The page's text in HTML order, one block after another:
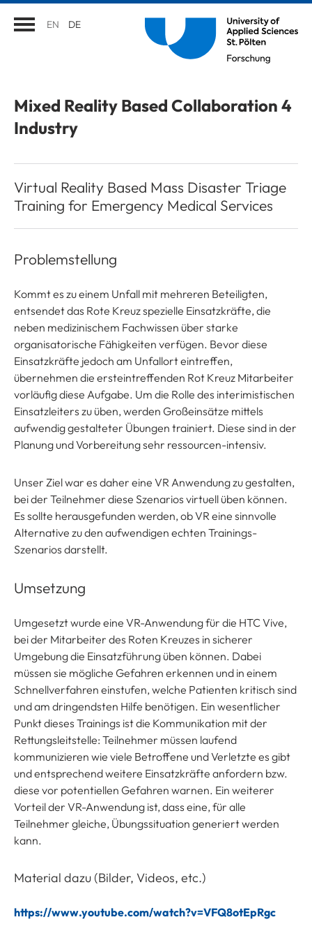
EN DE
Mixed Reality Based Collaboration 4
Industry
Virtual Reality Based Mass Disaster Triage
Training for Emergency Medical Services
Problemstellung
Kommt es zu einem Unfall mit mehreren Beteiligten,
entsendet das Rote Kreuz spezielle Einsatzkräfte, die
neben medizinischem Fachwissen über starke
organisatorische Fähigkeiten verfügen. Bevor diese
Einsatzkräfte jedoch am Unfallort eintreffen,
übernehmen die ersteintreffenden Rot Kreuz Mitarbeiter
vorläufig diese Aufgabe. Um die Rolle des interimistischen
Einsatzleiters zu üben, werden Großeinsätze mittels
aufwendig gestalteter Übungen trainiert. Diese sind in der
Planung und Vorbereitung sehr ressourcen-intensiv.
Unser Ziel war es daher eine VR Anwendung zu gestalten,
bei der Teilnehmer diese Szenarios virtuell üben können.
Es sollte herausgefunden werden, ob VR eine sinnvolle
Alternative zu den aufwendigen echten Trainings-
Szenarios darstellt.
Umsetzung
Umgesetzt wurde eine VR-Anwendung für die HTC Vive,
bei der Mitarbeiter des Roten Kreuzes in sicherer
Umgebung die Einsatzführung üben können. Dabei
müssen sie mögliche Gefahren erkennen und in einem
Schnellverfahren einstufen, welche Patienten kritisch sind
und am dringendsten Hilfe benötigen. Ein wesentlicher
Punkt dieses Trainings ist die Kommunikation mit der
Rettungsleitstelle: Teilnehmer müssen laufend
kommunizieren wie viele Betroffene und Verletzte es gibt
und entsprechend weitere Einsatzkräfte anfordern bzw.
diese vor potentiellen Gefahren warnen. Ein weiterer
Vorteil der VR-Anwendung ist, dass eine, für alle
Teilnehmer gleiche, Übungssituation generiert werden
kann.
Material dazu (Bilder, Videos, etc.)
https://www.youtube.com/watch?v=VFQ8otEpRgc